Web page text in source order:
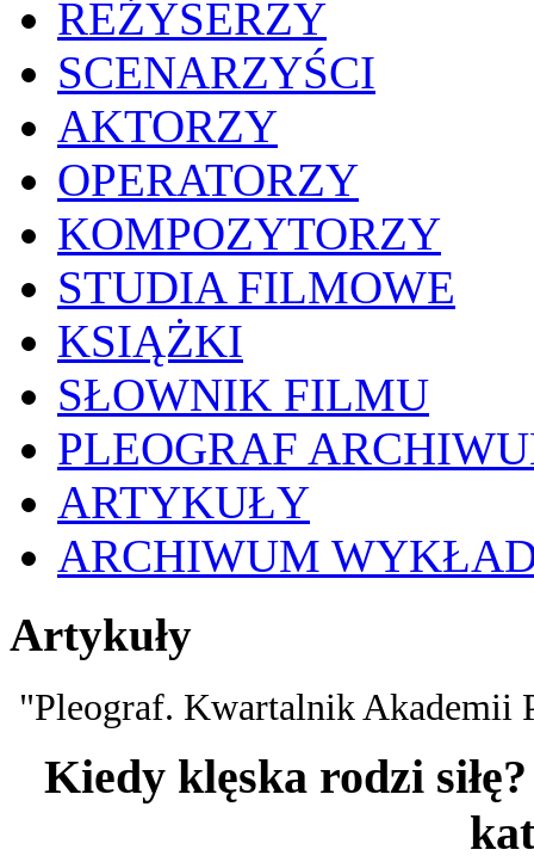
REŻYSERZY
SCENARZYŚCI
AKTORZY
OPERATORZY
KOMPOZYTORZY
STUDIA FILMOWE
KSIĄŻKI
SŁOWNIK FILMU
PLEOGRAF
ARTYKUŁY
ARCHIWUM
Artykuły
"Pleograf. Kwartalnik Akademii
Kiedy klęska rodzi